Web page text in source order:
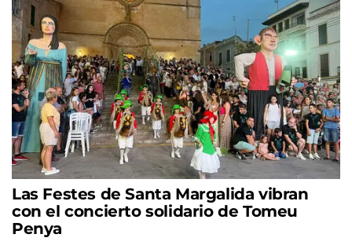
Las Festes de Santa Margalida vibran
con el concierto solidario de Tomeu
Penya